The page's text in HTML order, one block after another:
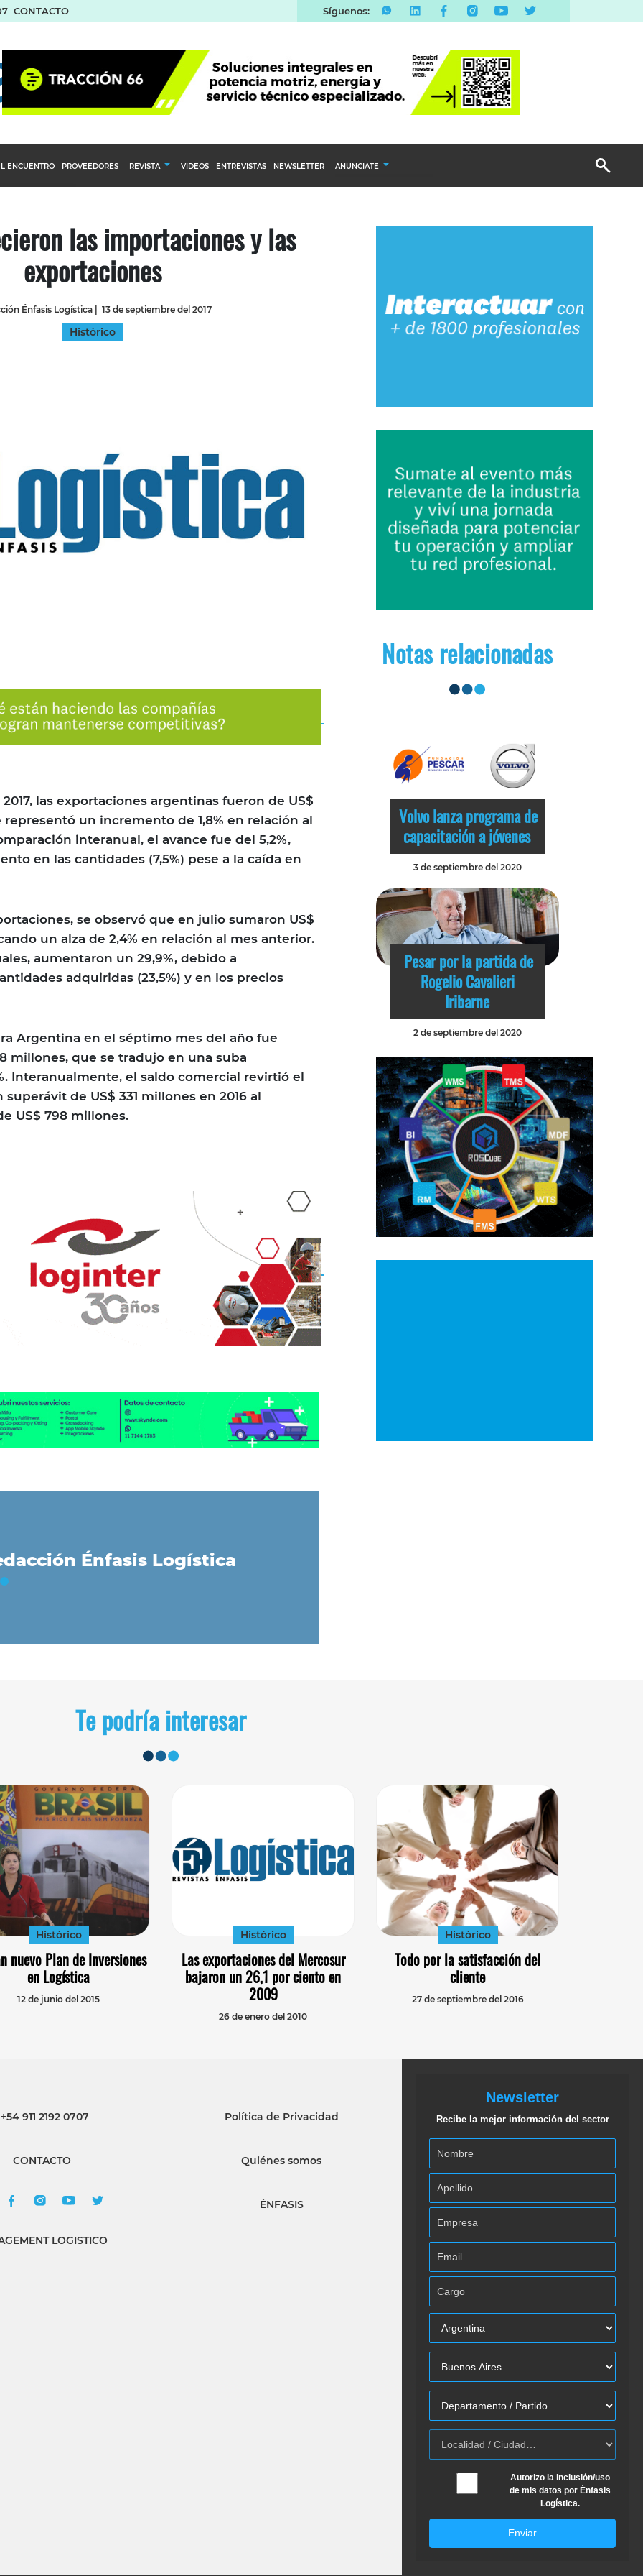
CONTACTO Síguenos:
ENCUENTRO PROVEEDORES REVISTA VIDEOS ENTREVISTAS NEWSLETTER ANUNCIATE
Email Marketing
las importaciones y las
exportaciones
Énfasis Logística 13 de septiembre del 2017
Histórico
las exportaciones argentinas fueron de US$
representó un incremento de 1,8% en relación al
interanual, el avance fue del 5,2%,
en las cantidades (7,5%) pese a la caída en
se observó que en julio sumaron US$
un alza de 2,4% en relación al mes anterior.
aumentaron un 29,9%, debido a
adquiridas (23,5%) y en los precios
Argentina en el séptimo mes del año fue
millones, que se tradujo en una suba
Interanualmente, el saldo comercial revirtió el
de US$ 331 millones en 2016 al
US$ 798 millones.
Énfasis Logística
Notas relacionadas
Volvo lanza programa de
capacitación a jóvenes
3 de septiembre del 2020
Pesar por la partida de
Rogelio Cavalieri
Iribarne
2 de septiembre del 2020
Te podría interesar
Histórico
nuevo Plan de Inversiones
en Logística
12 de junio del 2015
Histórico
Las exportaciones del Mercosur
bajaron un 26,1 por ciento en
2009
26 de enero del 2010
Histórico
Todo por la satisfacción del
cliente
27 de septiembre del 2016
911 2192 0707
CONTACTO
LOGISTICO
Política de Privacidad
Quiénes somos
ÉNFASIS
Newsletter
Recibe la mejor información del sector
Autorizo la inclusión/uso
de mis datos por Énfasis
Logística.
Enviar